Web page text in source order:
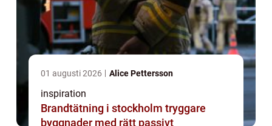
01 augusti 2026 Alice Pettersson
inspiration
Brandtätning i stockholm tryggare
byggnader med rätt passivt